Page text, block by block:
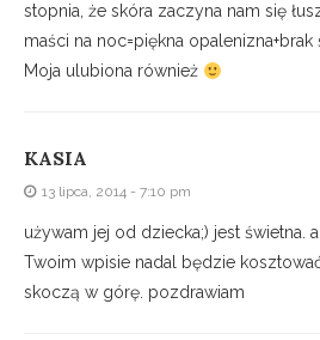
stopnia, że skóra zaczyna nam się
maści na noc=piękna
Moja ulubiona również
KASIA
13 lipca, 2014 - 7:10 pm
używam jej od dziecka;) jest świetna.
Twoim wpisie nadal będzie
skoczą w górę. pozdrawiam